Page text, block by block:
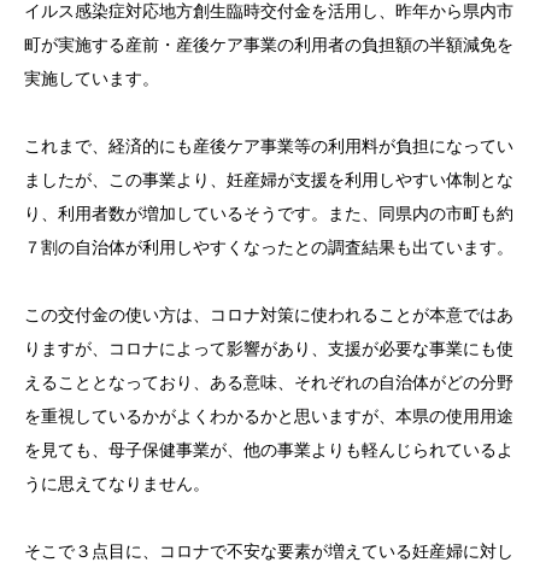
イルス感染症対応地方創生臨時交付金を活用し、昨年から県内市
町が実施する産前・産後ケア事業の利用者の負担額の半額減免を
実施しています。
これまで、経済的にも産後ケア事業等の利用料が負担になってい
ましたが、この事業より、妊産婦が支援を利用しやすい体制とな
り、利用者数が増加しているそうです。また、同県内の市町も約
７割の自治体が利用しやすくなったとの調査結果も出ています。
この交付金の使い方は、コロナ対策に使われることが本意ではあ
りますが、コロナによって影響があり、支援が必要な事業にも使
えることとなっており、ある意味、それぞれの自治体がどの分野
を重視しているかがよくわかるかと思いますが、本県の使用用途
を見ても、母子保健事業が、他の事業よりも軽んじられているよ
うに思えてなりません。
そこで３点目に、コロナで不安な要素が増えている妊産婦に対し